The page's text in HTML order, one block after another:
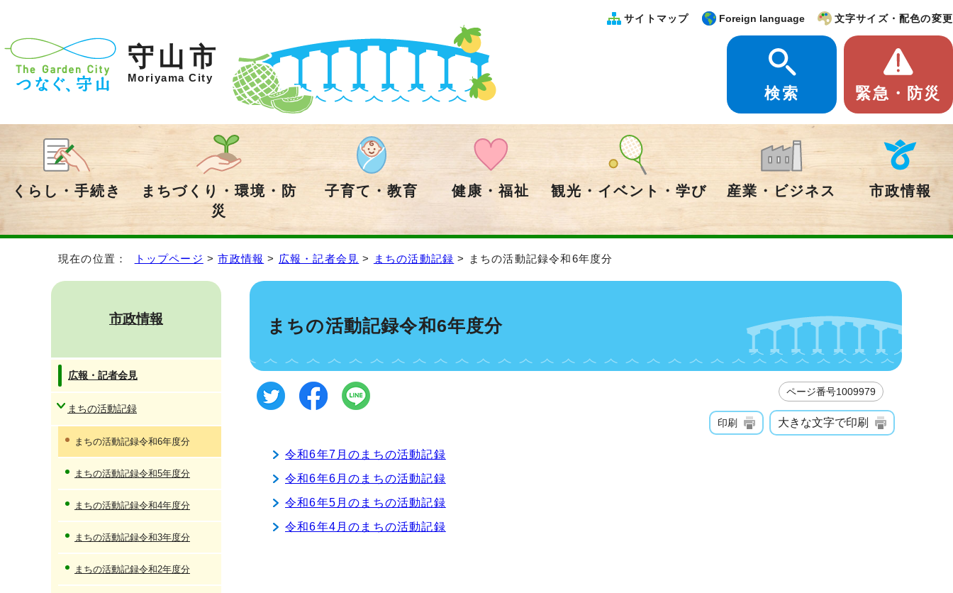
守山市
Moriyama City
サイトマップ Foreign language 文字サイズ・配色の変更
検索 緊急・防災
くらし・手続き
まちづくり・環境・防
災
子育て・教育 健康・福祉 観光・イベント・学び 産業・ビジネス 市政情報
現在の位置： トップページ >市政情報 > 広報・記者会見 > まちの活動記録 > まちの活動記録令和6年度分
まちの活動記録令和6年度分
ページ番号1009979
印刷 大きな文字で印刷
令和6年7月のまちの活動記録
令和6年6月のまちの活動記録
令和6年5月のまちの活動記録
令和6年4月のまちの活動記録
市政情報
広報・記者会見
まちの活動記録
まちの活動記録令和6年度分
まちの活動記録令和5年度分
まちの活動記録令和4年度分
まちの活動記録令和3年度分
まちの活動記録令和2年度分